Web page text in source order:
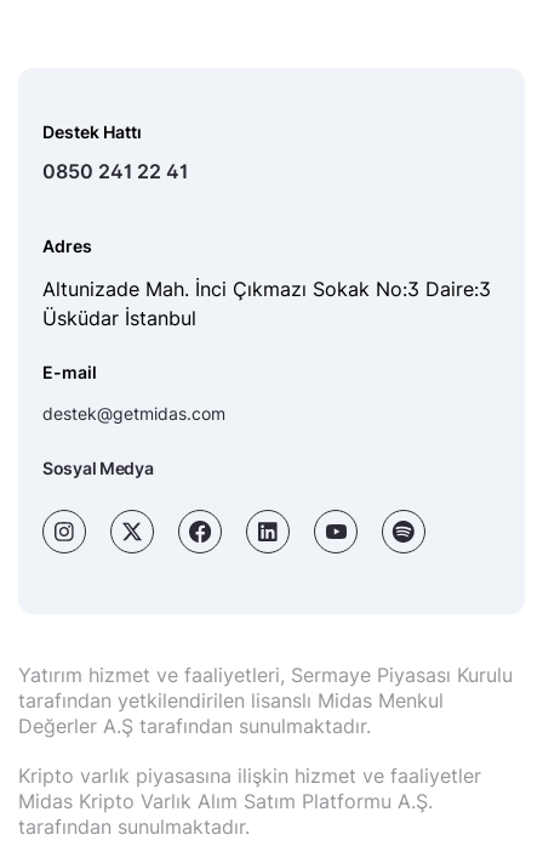
Destek Hattı
0850 241 22 41
Adres
Altunizade Mah. İnci Çıkmazı Sokak No:3 Daire:3
Üsküdar İstanbul
E-mail
destek@getmidas.com
Sosyal Medya
Yatırım hizmet ve faaliyetleri, Sermaye Piyasası Kurulu
tarafından yetkilendirilen lisanslı Midas Menkul
Değerler A.Ş tarafından sunulmaktadır.
Kripto varlık piyasasına ilişkin hizmet ve faaliyetler
Midas Kripto Varlık Alım Satım Platformu A.Ş.
tarafından sunulmaktadır.